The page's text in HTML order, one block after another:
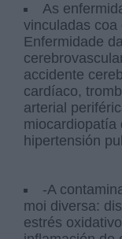
As
vinculadas coa
Enfermidade
accidente
cardíaco,
arterial
miocardiopatía
hipertensión
-A
moi diversa:
estrés